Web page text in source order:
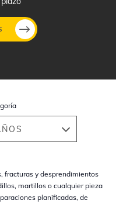
fracturas y desprendimientos
martillos o cualquier pieza
planificadas, de